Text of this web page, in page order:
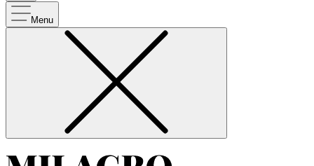
Menu